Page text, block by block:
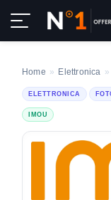
Home » Elettronica »
ELETTRONICA
IMOU